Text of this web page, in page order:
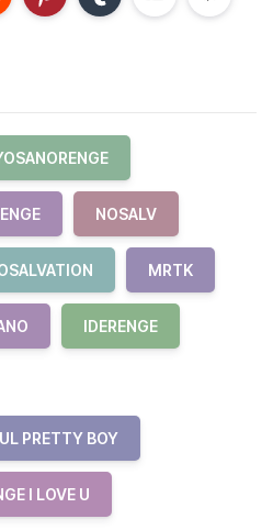
NOSALV
MRTK
IDERENGE
PRETTY BOY
I LOVE U